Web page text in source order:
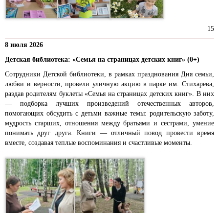
15
8 июля 2026
Детская библиотека: «Семья на страницах детских книг» (0+)
Сотрудники Детской библиотеки, в рамках празднования Дня семьи,
любви и верности, провели уличную акцию в парке им. Стихарева,
раздав родителям буклеты «Семья на страницах детских книг». В них
— подборка лучших произведений отечественных авторов,
помогающих обсудить с детьми важные темы: родительскую заботу,
мудрость старших, отношения между братьями и сестрами, умение
понимать друг друга. Книги — отличный повод провести время
вместе, создавая теплые воспоминания и счастливые моменты.